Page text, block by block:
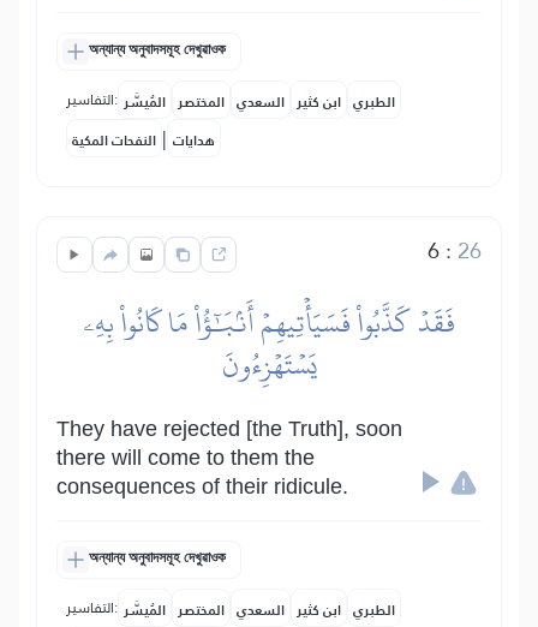
অন্যান্য অনুবাদসমূহ দেখুৱাওক
التفاسير: المُيسَّر المختصر السعدي ابن كثير الطبري
النفحات المكية | هدايات
6: 26
فَقَدۡ كَذَّبُواْ فَسَيَأۡتِيهِمۡ أَنۢبَٰٓؤُاْ مَا كَانُواْ بِهِۦ
يَسۡتَهۡزِءُونَ
They have rejected [the Truth], soon
there will come to them the
consequences of their ridicule.
অন্যান্য অনুবাদসমূহ দেখুৱাওক
التفاسير: المُيسَّر المختصر السعدي ابن كثير الطبري